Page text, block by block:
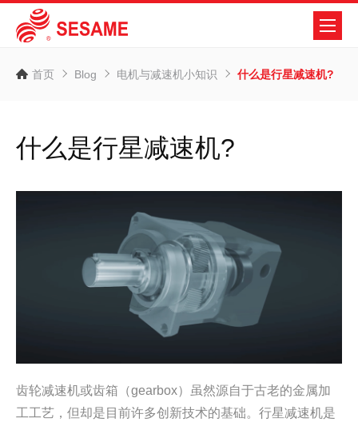
首页 Blog 电机与减速机小知识 什么是行星减速机?
什么是行星减速机?
齿轮减速机或齿箱（gearbox）虽然源自于古老的金属加
工工艺，但却是目前许多创新技术的基础。行星减速机是